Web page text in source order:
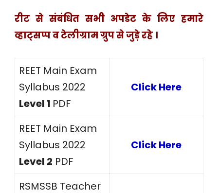
रीट से संबंधित सभी अपडेट के लिए हमारे
व्हाट्सप्प व टेलीग्राम ग्रुप से जुड़े रहे ।
REET Main Exam
Syllabus 2022
Level 1 PDF
Click Here
REET Main Exam
Syllabus 2022
Level 2 PDF
Click Here
RSMSSB Teacher